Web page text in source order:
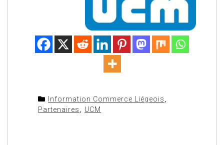
Information Commerce Liégeois
Partenaires
UCM